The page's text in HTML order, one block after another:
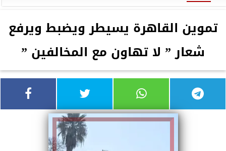
تموين القاهرة يسيطر ويضبط ويرفع
شعار ” لا تهاون مع المخالفين ”